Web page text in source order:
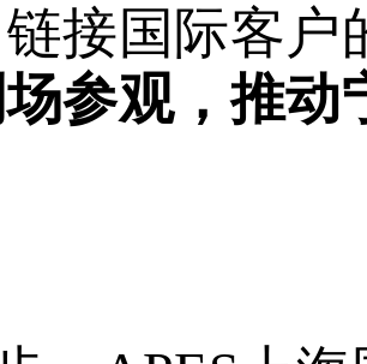
接国际客户
参观，推动